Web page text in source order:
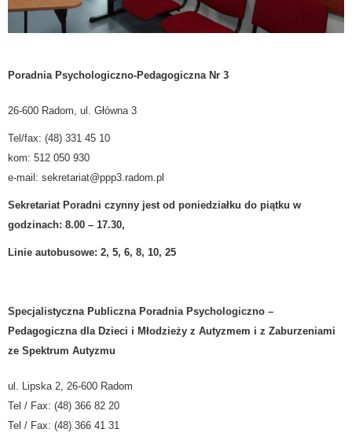
Poradnia Psychologiczno-Pedagogiczna Nr 3
26-600 Radom, ul. Główna 3
Tel/fax: (48) 331 45 10
kom: 512 050 930
e-mail: sekretariat@ppp3.radom.pl
Sekretariat Poradni czynny jest od poniedziałku do piątku w
godzinach: 8.00 – 17.30,
Linie autobusowe: 2, 5, 6, 8, 10, 25
Specjalistyczna Publiczna Poradnia Psychologiczno –
Pedagogiczna dla Dzieci i Młodzieży z Autyzmem i z Zaburzeniami
ze Spektrum Autyzmu
ul. Lipska 2, 26-600 Radom
Tel / Fax: (48) 366 82 20
Tel / Fax: (48) 366 41 31